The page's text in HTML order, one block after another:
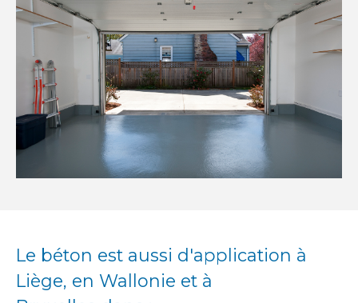
Le béton est aussi d'application à
Liège, en Wallonie et à